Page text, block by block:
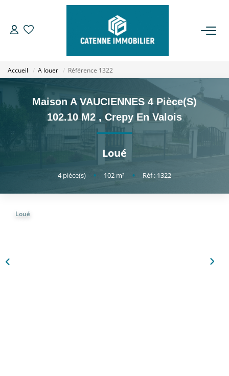
LOUER
ESTIMER
NOTRE AGENCE
Accueil A louer Référence 1322
Maison A VAUCIENNES 4 Pièce(s)
102.10 M2 , Crepy En Valois
Loué
4pièce(s) • 102 m² • Réf : 1322
Loué